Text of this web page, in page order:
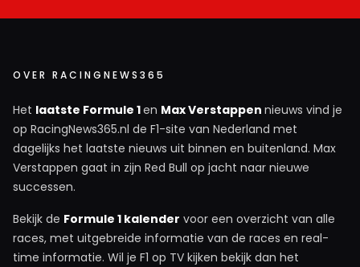
OVER RACINGNEWS365
Het laatste Formule 1en Max Verstappen nieuws vind je
op RacingNews365.nl de F1-site van Nederland met
dagelijks het laatste nieuws uit binnen en buitenland. Max
Verstappen gaat in zijn Red Bull op jacht naar nieuwe
successen.
Bekijk de Formule 1 kalender voor een overzicht van alle
races, met uitgebreide informatie van de races en real-
time informatie. Wil je F1 op TV kijken bekijk dan het